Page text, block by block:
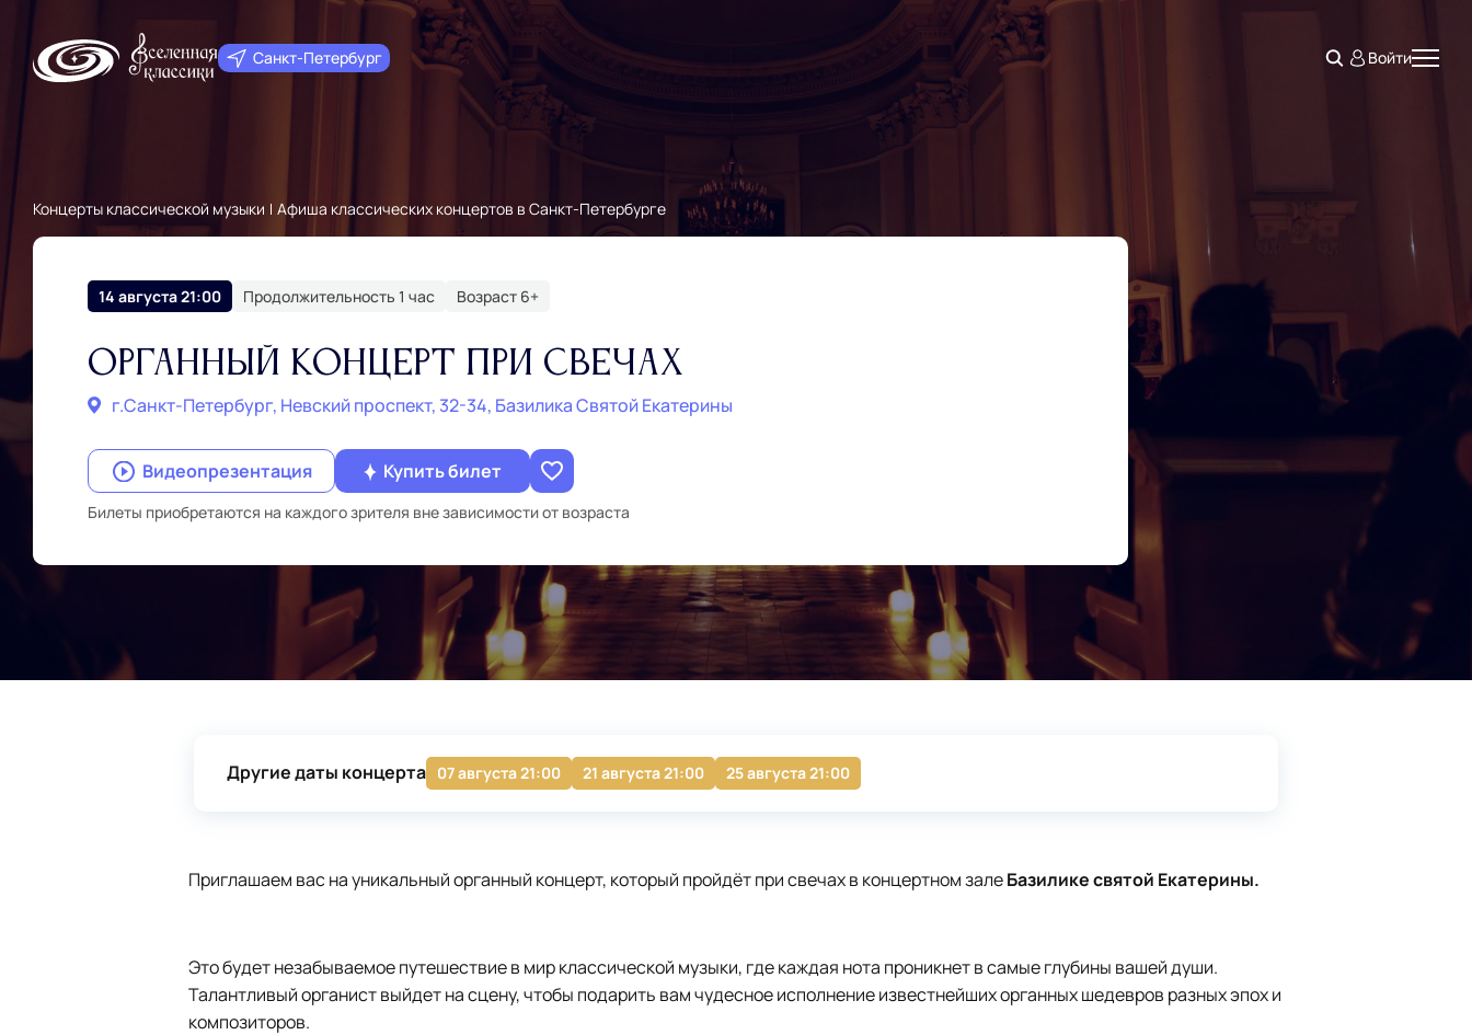
Санкт‑Петербург Войти
Концерты классической музыки Афиша классических концертов в Санкт‑Петербурге
14 августа 21:00 Продолжительность 1 час Возраст 6+
Органный концерт при Свечах
г.Санкт‑Петербург, Невский проспект, 32-34, Базилика Святой Екатерины
Видеопрезентация Купить билет
Билеты приобретаются на каждого зрителя вне зависимости от возраста
Другие даты концерта 07 августа 21:00 21 августа 21:00 25 августа 21:00
Приглашаем вас на уникальный органный концерт, который пройдёт при свечах в концертном залеБазилике святой Екатерины.
Это будет незабываемое путешествие в мир классической музыки, где каждая нота проникнет в самые глубины вашей души.
Талантливый органист выйдет на сцену, чтобы подарить вам чудесное исполнение известнейших органных шедевров разных эпох и
композиторов.